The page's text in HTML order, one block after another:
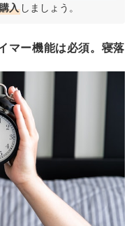
入 しましょう。
マー機能は必須。寝落